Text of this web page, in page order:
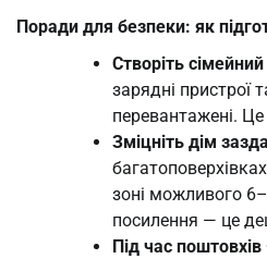
Поради для безпеки: як
Створіть
зарядні пристрої
перевантажені. Це
Зміцніть дім
зоні можливого
посилення — це
Під час